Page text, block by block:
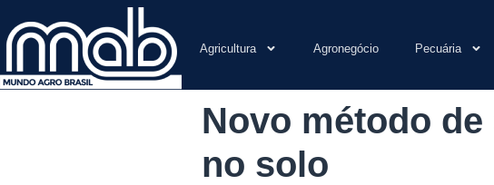
Agricultura Agronegócio Pecuária
Novo método
no solo